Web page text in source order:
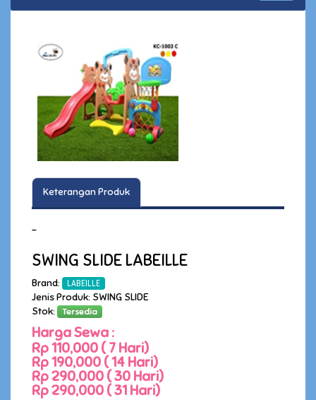
Keterangan Produk
-
SWING SLIDE LABEILLE
Brand: LABEILLE
Jenis Produk: SWING SLIDE
Stok:
Tersedia
Harga Sewa :
Rp 110,000 ( 7 Hari)
Rp 190,000 ( 14 Hari)
Rp 290,000 ( 30 Hari)
Rp 290,000 ( 31 Hari)